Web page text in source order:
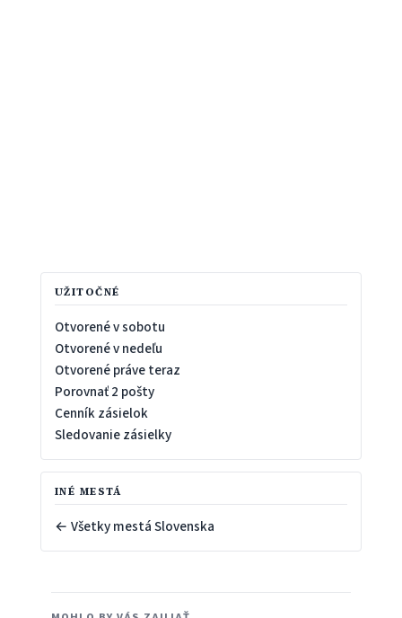
UŽITOČNÉ
Otvorené v sobotu
Otvorené v nedeľu
Otvorené práve teraz
Porovnať 2 pošty
Cenník zásielok
Sledovanie zásielky
INÉ MESTÁ
← Všetky mestá Slovenska